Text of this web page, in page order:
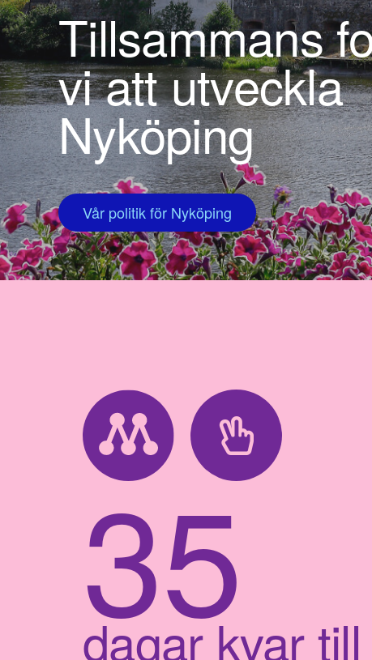
Tillsammans
vi att utveckla
Nyköping
Vår politik för Nyköping
35
dagar kvar till